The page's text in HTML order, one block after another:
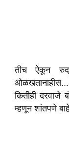
तीच ऐकून
कितीही
म्हणून शांतपणे